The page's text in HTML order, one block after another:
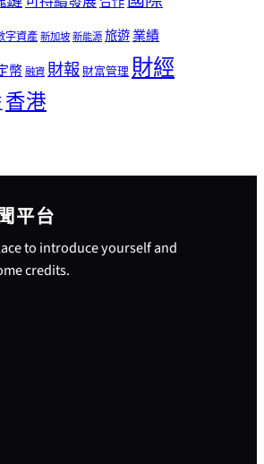
字資產新加坡新能源旅遊業績
幣融資 財報 財富管理財經
香港
平台
to introduce yourself and
credits.